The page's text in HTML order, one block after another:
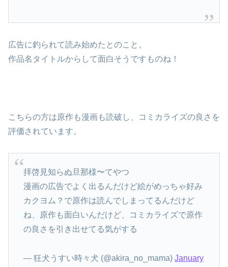
広告に釣られて読み始めたとのこと。
作品名タイトルからして面白そうですものね！
こちらの方は原作も漫画も読破し、コミカライズの良さを
評価されています。
拝啓見知らぬ旦那様〜てやつ
漫画の広告でよく出るんだけど絵がめっちゃ好み
カクヨム？で原作は読んでしまってるんだけど
ね、原作も面白いんだけど、コミカライズで原作
の良さを引き出せてる気がする
— 狂犬うすい時々犬 (@akira_no_mama) January